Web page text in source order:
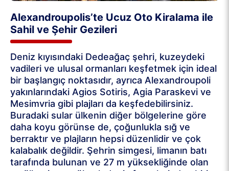
Alexandroupolis’te Ucuz Oto Kiralama ile
Sahil ve Şehir Gezileri
Deniz kıyısındaki Dedeağaç şehri, kuzeydeki
vadileri ve ulusal ormanları keşfetmek için ideal
bir başlangıç ​​noktasıdır, ayrıca Alexandroupoli
yakınlarındaki Agios Sotiris, Agia Paraskevi ve
Mesimvria gibi plajları da keşfedebilirsiniz.
Buradaki sular ülkenin diğer bölgelerine göre
daha koyu görünse de, çoğunlukla sığ ve
berraktır ve plajların hepsi düzenlidir ve çok
kalabalık değildir. Şehrin simgesi, limanın batı
tarafında bulunan ve 27 m yüksekliğinde olan